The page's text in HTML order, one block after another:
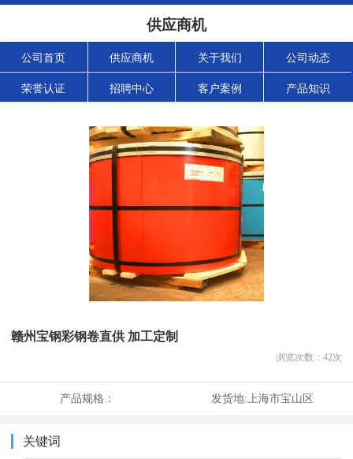
供应商机
公司首页 供应商机 关于我们 公司动态
荣誉认证 招聘中心 客户案例 产品知识
赣州宝钢彩钢卷直供 加工定制
浏览次数： 42次
产品规格： 发货地: 上海市宝山区
关键词